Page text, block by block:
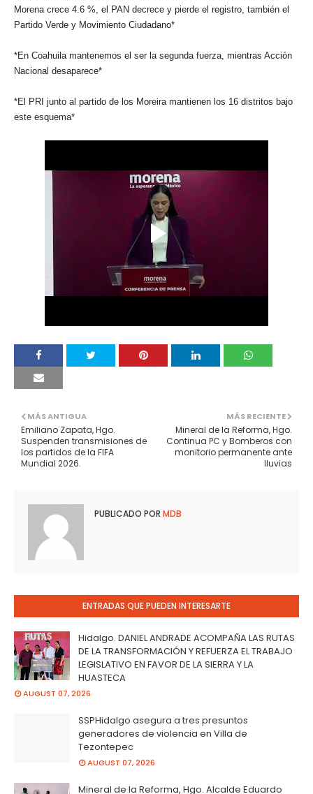
Morena crece 4.6 %, el PAN decrece y pierde el registro, también el
Partido Verde y Movimiento Ciudadano*
*En Coahuila mantenemos el ser la segunda fuerza, mientras Acción
Nacional desaparece*
*El PRI junto al partido de los Moreira mantienen los 16 distritos bajo
este esquema*
MÁS RECIENTE
Mineral de la Reforma, Hgo.
Continua PC y Bomberos con
monitorio permanente ante
lluvias
MÁS ANTIGUA
Emiliano Zapata, Hgo.
Suspenden transmisiones de
los partidos de la FIFA
Mundial 2026.
PUBLICADO POR MDB
ENTRADAS QUE PUEDEN INTERESARTE
Hidalgo. DANIEL ANDRADE ACOMPAÑA LAS RUTAS
DE LA TRANSFORMACIÓN Y REFUERZA EL TRABAJO
LEGISLATIVO EN FAVOR DE LA SIERRA Y LA
HUASTECA
AUGUST 07, 2026
SSPHidalgo asegura a tres presuntos
generadores de violencia en Villa de
Tezontepec
AUGUST 07, 2026
Mineral de la Reforma, Hgo. Alcalde Eduardo